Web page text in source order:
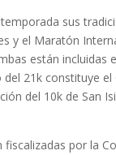
sus
y el Maratón
están incluidas
21k constituye
del 10k de San
por la